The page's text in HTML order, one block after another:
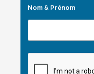
Nom & Prénom